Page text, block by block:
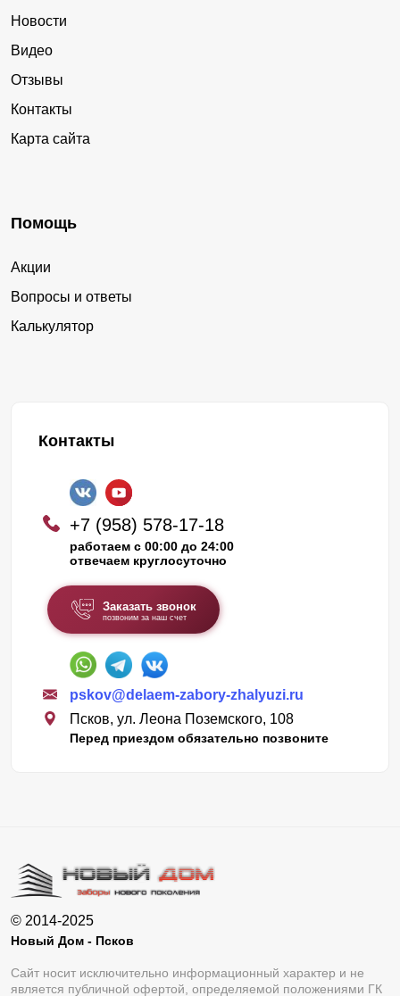
Новости
Видео
Отзывы
Контакты
Карта сайта
Помощь
Акции
Вопросы и ответы
Калькулятор
Контакты
+7 (958) 578-17-18
работаем с 00:00 до 24:00
отвечаем круглосуточно
Заказать звонок
позвоним за наш счет
pskov@delaem-zabory-zhalyuzi.ru
Псков, ул. Леона Поземского, 108
Перед приездом обязательно позвоните
© 2014-2025
Новый Дом - Псков
Сайт носит исключительно информационный характер и не
является публичной офертой, определяемой положениями ГК